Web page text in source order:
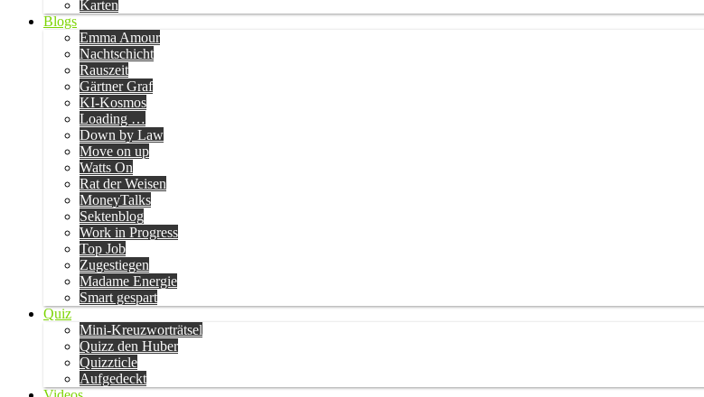
Karten
Blogs
Emma Amour
Nachtschicht
Rauszeit
Gärtner Graf
KI-Kosmos
Loading …
Down by Law
Move on up
Watts On
Rat der Weisen
MoneyTalks
Sektenblog
Work in Progress
Top Job
Zugestiegen
Madame Energie
Smart gespart
Quiz
Mini-Kreuzworträtsel
Quizz den Huber
Quizzticle
Aufgedeckt